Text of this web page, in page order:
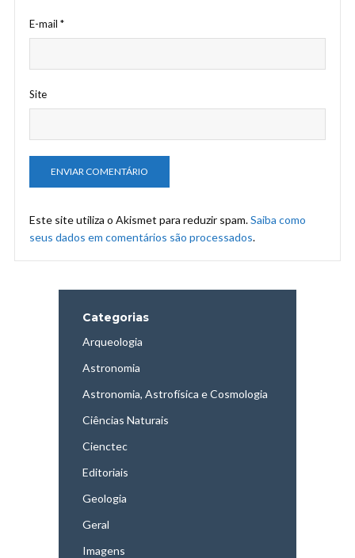
E-mail *
Site
Este site utiliza o Akismet para reduzir spam.Saiba como
seus dados em comentários são processados.
Categorias
Arqueologia
Astronomia
Astronomia, Astrofísica e Cosmologia
Ciências Naturais
Cienctec
Editoriais
Geologia
Geral
Imagens